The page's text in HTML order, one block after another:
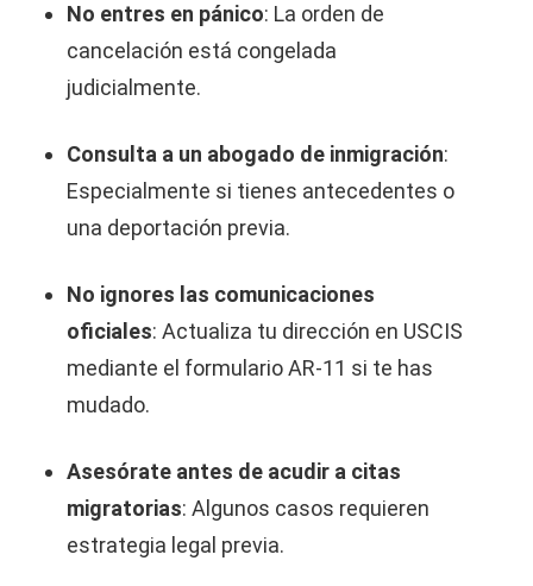
No entres en pánico: La orden de
cancelación está congelada
judicialmente.
Consulta a un abogado de inmigración:
Especialmente si tienes antecedentes o
una deportación previa.
No ignores las comunicaciones
oficiales: Actualiza tu dirección en USCIS
mediante el formulario AR-11 si te has
mudado.
Asesórate antes de acudir a citas
migratorias: Algunos casos requieren
estrategia legal previa.